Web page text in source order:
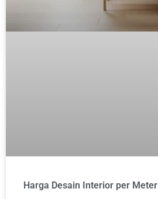
Harga Desain Interior per Meter